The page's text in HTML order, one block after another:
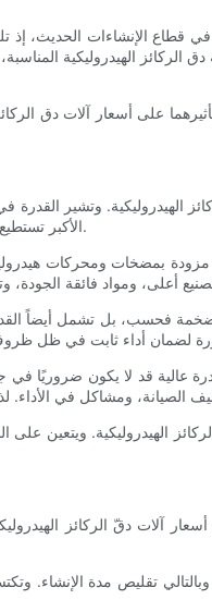
قطاع الإنشاءات الحديث، إذ
الركائز الهيدروليكية
على أسعار آلات دق
الهيدروليكية. وتشير
الأكبر تستطيع التعامل مع ركائز أكبر، والعمل بسرعة أكبر، والعمل في ظروف أكثر صعوبة، مما يجعل القدرة عاملًا مباشرًا في تحسين الأداء.
مزودة بمضخات ومحركات
فحسب، بل تشمل أيضاً
قد لا يكون ضروريًا في
الهيدروليكية. ويتعين
آلات دقّ الركائز
تقليص مدة الإنشاء.